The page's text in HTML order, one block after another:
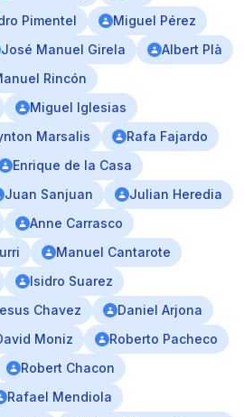
Pimentel
Miguel Pérez
José Manuel Girela
Albert Plà
Rincón
Miguel Iglesias
Marsalis
Rafa Fajardo
Enrique de la Casa
Juan Sanjuan
Julian Heredia
Anne Carrasco
Manuel Cantarote
Isidro Suarez
Chavez
Daniel Arjona
Moniz
Roberto Pacheco
Robert Chacon
Rafael Mendiola